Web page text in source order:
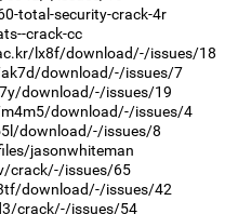
total-security-crack-4r
crack-cc
lx8f/download/-/issues/18
download/-/issues/7
download/-/issues/19
download/-/issues/4
download/-/issues/8
jasonwhiteman
crack/-/issues/65
download/-/issues/42
crack/-/issues/54